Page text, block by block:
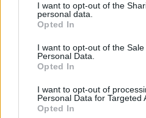
I want to opt-out of the
personal data.
Opted In
I want to opt-out of the
Personal Data.
Opted In
I want to opt-out of
Personal Data for Targeted
Opted In
Citalopram
citalopram (30mg)
Dépression
Quantité effets secondaires